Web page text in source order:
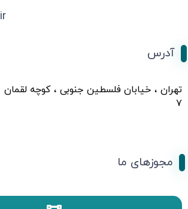
آدرس
تهران ، خیابان فلسطین جنوبی ، کوچه لقمان
۷
مجوزهای ما